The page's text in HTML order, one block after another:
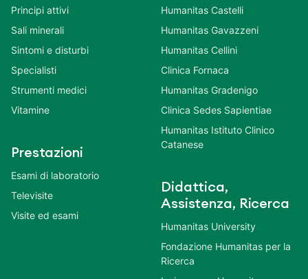
Principi attivi
Sali minerali
Sintomi e disturbi
Specialisti
Strumenti medici
Vitamine
Prestazioni
Esami di laboratorio
Televisite
Visite ed esami
Humanitas Castelli
Humanitas Gavazzeni
Humanitas Cellini
Clinica Fornaca
Humanitas Gradenigo
Clinica Sedes Sapientiae
Humanitas Istituto Clinico
Catanese
Didattica,
Assistenza, Ricerca
Humanitas University
Fondazione Humanitas per la
Ricerca